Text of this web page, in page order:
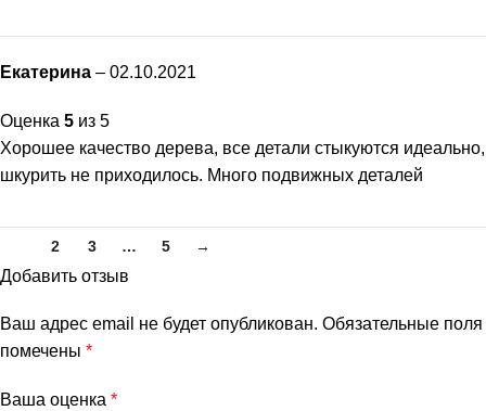
Екатерина – 02.10.2021
Оценка 5 из 5
Хорошее качество дерева, все детали стыкуются идеально,
шкурить не приходилось. Много подвижных деталей
2 3 … 5 →
Добавить отзыв
Ваш адрес email не будет опубликован. Обязательные поля
помечены *
Ваша оценка *